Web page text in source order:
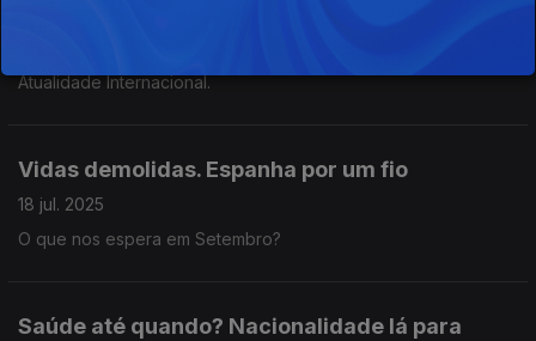
Atualidade Internacional.
Vidas demolidas. Espanha por um fio
18 jul. 2025
O que nos espera em Setembro?
Saúde até quando? Nacionalidade lá para